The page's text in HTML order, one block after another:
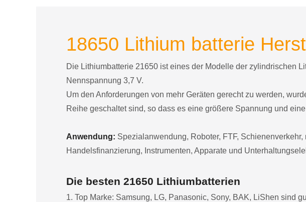
18650 Lithium batterie
Die Lithiumbatterie 21650 ist eines der Modelle der zylindrischen
Nennspannung 3,7 V.
Um den Anforderungen von mehr Geräten gerecht zu werden,
Reihe geschaltet sind, so dass es eine größere Spannung und
Anwendung: Spezialanwendung, Roboter, FTF,
Handelsfinanzierung, Instrumenten, Apparate und
Die besten 21650 Lithiumbatterien
1. Top Marke: Samsung, LG, Panasonic, Sony, BAK, LiShen sind